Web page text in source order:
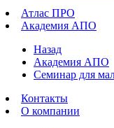
Атлас ПРО
Академия АПО
Назад
Академия АПО
Семинар для
Контакты
О компании